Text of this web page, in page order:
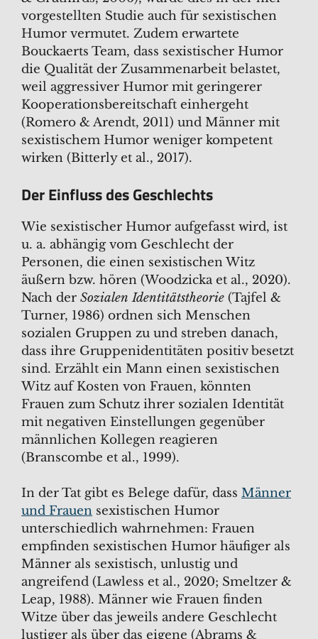
vorgestellten Studie auch für sexistischen
Humor vermutet. Zudem erwartete
Bouckaerts Team, dass sexistischer Humor
die Qualität der Zusammenarbeit belastet,
weil aggressiver Humor mit geringerer
Kooperationsbereitschaft einhergeht
(Romero & Arendt, 2011) und Männer mit
sexistischem Humor weniger kompetent
wirken (Bitterly et al., 2017).
Der Einfluss des Geschlechts
Wie sexistischer Humor aufgefasst wird, ist
u. a. abhängig vom Geschlecht der
Personen, die einen sexistischen Witz
äußern bzw. hören (Woodzicka et al., 2020).
Nach der Sozialen Identitätstheorie (Tajfel &
Turner, 1986) ordnen sich Menschen
sozialen Gruppen zu und streben danach,
dass ihre Gruppenidentitäten positiv besetzt
sind. Erzählt ein Mann einen sexistischen
Witz auf Kosten von Frauen, könnten
Frauen zum Schutz ihrer sozialen Identität
mit negativen Einstellungen gegenüber
männlichen Kollegen reagieren
(Branscombe et al., 1999).
In der Tat gibt es Belege dafür, dass Männer
und Frauen sexistischen Humor
unterschiedlich wahrnehmen: Frauen
empfinden sexistischen Humor häufiger als
Männer als sexistisch, unlustig und
angreifend (Lawless et al., 2020; Smeltzer &
Leap, 1988). Männer wie Frauen finden
Witze über das jeweils andere Geschlecht
lustiger als über das eigene (Abrams &